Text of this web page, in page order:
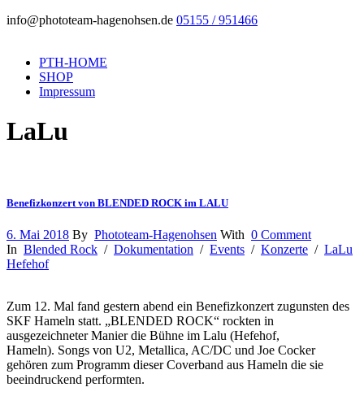
info@phototeam-hagenohsen.de 05155 / 951466
PTH-HOME
SHOP
Impressum
LaLu
Benefizkonzert von BLENDED ROCK im LALU
6. Mai 2018 By Phototeam-Hagenohsen With 0 Comment
In Blended Rock / Dokumentation / Events / Konzerte / LaLu
Hefehof
Zum 12. Mal fand gestern abend ein Benefizkonzert zugunsten des
SKF Hameln statt. „BLENDED ROCK“ rockten in
ausgezeichneter Manier die Bühne im Lalu (Hefehof,
Hameln). Songs von U2, Metallica, AC/DC und Joe Cocker
gehören zum Programm dieser Coverband aus Hameln die sie
beeindruckend performten.